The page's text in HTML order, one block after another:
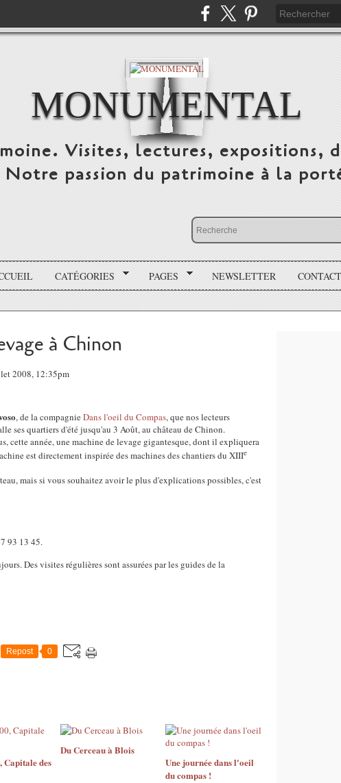
MONUMENTAL
Visites, lectures, expositions,
Notre passion du patrimoine à la
CATÉGORIES PAGES NEWSLETTER CONTACT
à Chinon
2008, 12:35pm
, de la compagnieDans l'oeil du Compas, que nos lecteurs
ses quartiers d'été jusqu'au 3 Août, au château de Chinon.
cette année, une machine de levage gigantesque, dont il expliquera
est directement inspirée des machines des chantiers du XIIIe
mais si vous souhaitez avoir le plus d'explications possibles, c'est
93 13 45.
Des visites régulières sont assurées par les guides de la
Repost 0
Capitale des
Du Cerceau à Blois
Une journée dans l'oeil
du compas !